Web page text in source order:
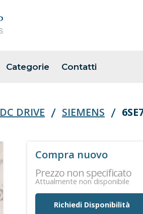
Categorie Contatti
DC DRIVE SIEMENS
Compra nuovo
Prezzo non specificato
Attualmente non disponibile
Richiedi Disponibilità